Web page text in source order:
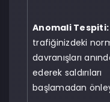
Anomali Tespiti:
trafiğinizdeki
davranışları
ederek saldırıları
başlamadan